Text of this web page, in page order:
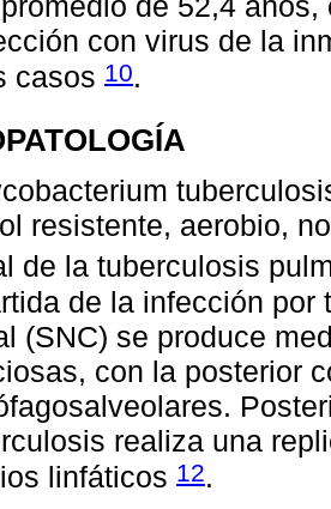
con virus de la
casos 10.
resistente, aerobio,
de la tuberculosis
de la infección
(SNC) se produce
con la posterior
realiza una
linfáticos 12.